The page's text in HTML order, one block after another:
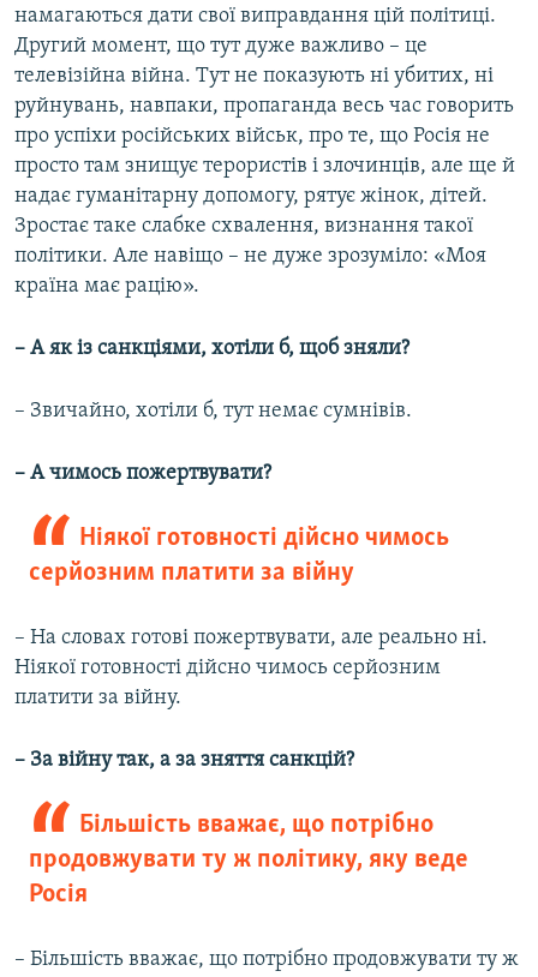
намагаються дати свої виправдання цій політиці.
Другий момент, що тут дуже важливо – це
телевізійна війна. Тут не показують ні убитих, ні
руйнувань, навпаки, пропаганда весь час говорить
про успіхи російських військ, про те, що Росія не
просто там знищує терористів і злочинців, але ще й
надає гуманітарну допомогу, рятує жінок, дітей.
Зростає таке слабке схвалення, визнання такої
політики. Але навіщо – не дуже зрозуміло: «Моя
країна має рацію».
– А як із санкціями, хотіли б, щоб зняли?
– Звичайно, хотіли б, тут немає сумнівів.
– А чимось пожертвувати?
Ніякої готовності дійсно чимось
серйозним платити за війну
– На словах готові пожертвувати, але реально ні.
Ніякої готовності дійсно чимось серйозним
платити за війну.
– За війну так, а за зняття санкцій?
Більшість вважає, що потрібно
продовжувати ту ж політику, яку веде
Росія
– Більшість вважає, що потрібно продовжувати ту ж